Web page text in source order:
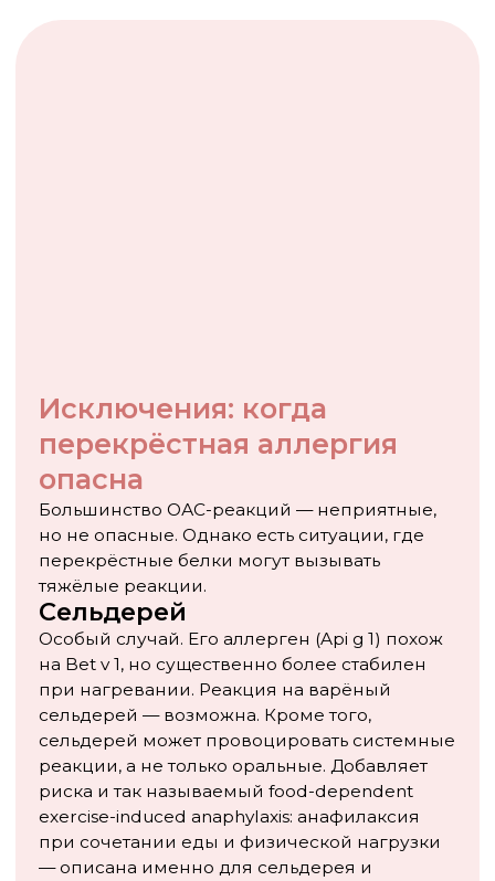
если нужно понять, насколько серьёзна
сенсибилизация и стоит ли носить с собой
антигистаминные
Обсудить АСИТ с аллергологом — лечение
аллергии на берёзу нередко уменьшает и
поскольку снижает общий уровень IgE к
Bet v 1
Перекрёстная аллергия — не приговор и не
повод переводить ребёнка на стерильную диету.
Это сигнал разобраться точнее: что именно
происходит, к чему именно иммунная система
реагирует и как с этим жить с минимальными
ограничениями.